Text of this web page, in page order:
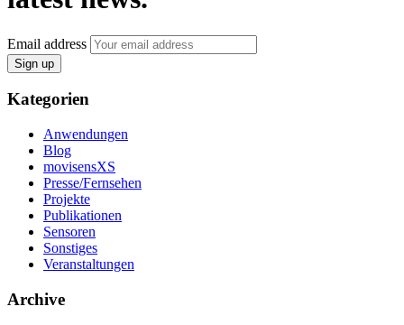
Email address
Sign up
Kategorien
Anwendungen
Blog
movisensXS
Presse/Fernsehen
Projekte
Publikationen
Sensoren
Sonstiges
Veranstaltungen
Archive